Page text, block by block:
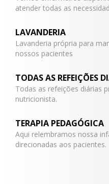
atender todas as
LAVANDERIA
Lavanderia própria para
nossos pacientes
TODAS AS REFEIÇÕES
Todas as refeições diárias
nutricionista.
TERAPIA PEDAGÓGICA
Aqui relembramos nossa
direcionadas aos pacientes.